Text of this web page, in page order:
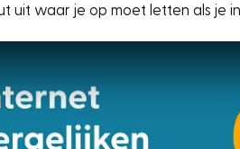
uit waar je op moet letten als je